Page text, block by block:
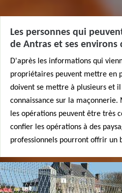
Les personnes qui
de Antras et ses environs
D'après les informations qui
propriétaires peuvent mettre en
doivent se mettre à plusieurs et
connaissance sur la
les opérations peuvent être très
confier les opérations à des
professionnels pourront offrir un